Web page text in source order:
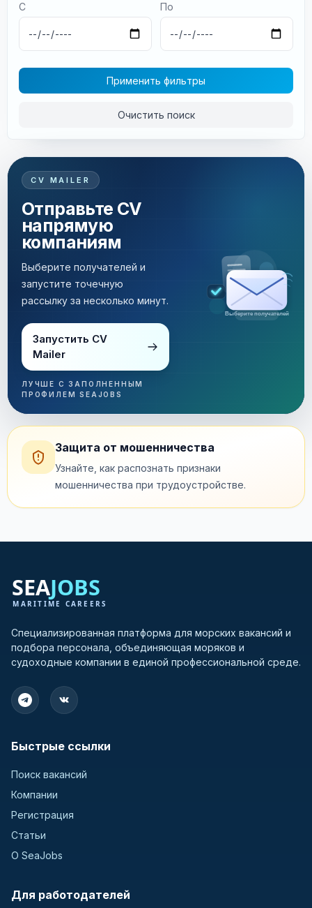
С По
Применить фильтры
Очистить поиск
CV MAILER
Отправьте CV
напрямую
компаниям
Выберите получателей и
запустите точечную
рассылку за несколько минут.
Запустить CV
Mailer
ЛУЧШЕ С ЗАПОЛНЕННЫМ
ПРОФИЛЕМ SEAJOBS
Рассылка за несколько минут
Защита от мошенничества
Узнайте, как распознать признаки
мошенничества при трудоустройстве.
Специализированная платформа для морских вакансий и
подбора персонала, объединяющая моряков и
судоходные компании в единой профессиональной среде.
Быстрые ссылки
Поиск вакансий
Компании
Регистрация
Статьи
О SeaJobs
Для работодателей